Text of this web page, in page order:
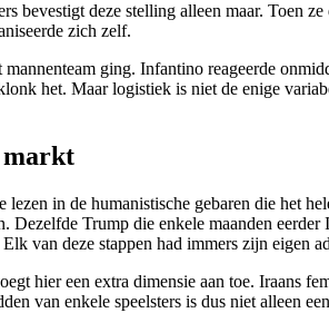
bevestigt deze stelling alleen maar. Toen
zich zelf.
mannenteam ging. Infantino reageerde
het. Maar logistiek is niet de enige
markt
in de humanistische gebaren die het
Dezelfde Trump die enkele maanden
van deze stappen had immers zijn eigen
hier een extra dimensie aan toe. Iraans
van enkele speelsters is dus niet alleen